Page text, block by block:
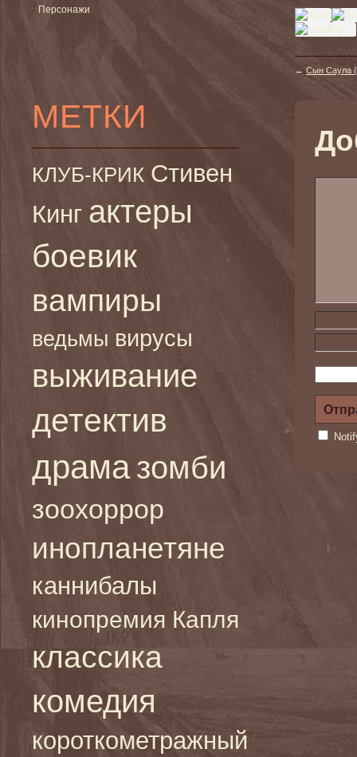
Персонажи
МЕТКИ
КЛУБ-КРИК Стивен
Кинг актеры
боевик
вампиры
ведьмы вирусы
выживание
детектив
драма зомби
зоохоррор
инопланетяне
каннибалы
кинопремия Капля
классика
комедия
короткометражный
← Сын Саула